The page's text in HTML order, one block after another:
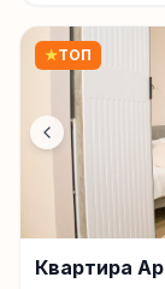
★ТОП
Квартира